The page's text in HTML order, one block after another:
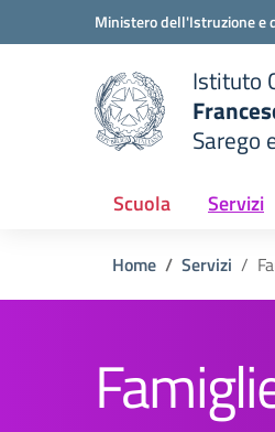
Vai ai contenuti
Vai al menu di navigazione
Ministero dell'Istruzione e
scuola
Istituto
Sarego
Scuola Servizi
Home Servizi